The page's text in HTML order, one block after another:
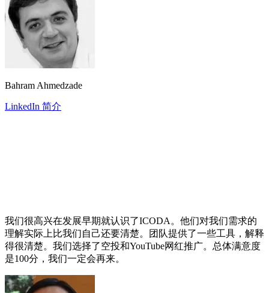
Bahram Ahmedzade
LinkedIn 简介
我们很高兴在发展早期就认识了ICODA。他们对我们需求的
理解实际上比我们自己还要清楚。团队提供了一些工具，解释
得很清楚。我们选择了空投和YouTube网红推广。总体满意度
是100分，我们一定会再来。